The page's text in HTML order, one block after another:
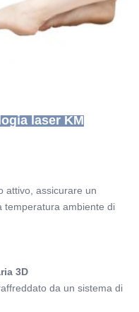
laser KM
attivo, assicurare un
temperatura ambiente di
3D
da un sistema di